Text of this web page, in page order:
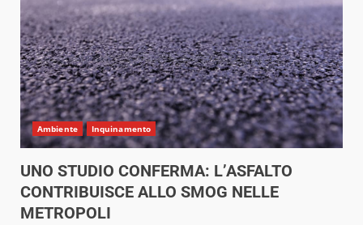
Ambiente Inquinamento
UNO STUDIO CONFERMA: L’ASFALTO
CONTRIBUISCE ALLO SMOG NELLE
METROPOLI